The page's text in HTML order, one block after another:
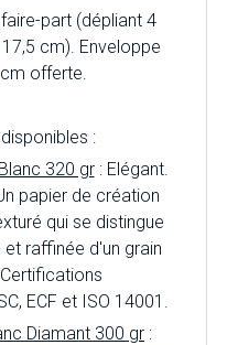
part (dépliant 4
cm). Enveloppe
offerte.
:
320 gr: Elégant.
papier de création
qui se distingue
raffinée d'un grain
ECF et ISO 14001.
Diamant 300 gr :